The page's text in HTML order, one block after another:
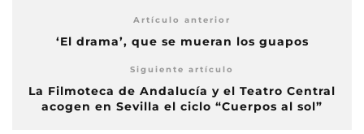
Artículo anterior
‘El drama’, que se mueran los guapos
Siguiente artículo
La Filmoteca de Andalucía y el Teatro Central
acogen en Sevilla el ciclo “Cuerpos al sol”